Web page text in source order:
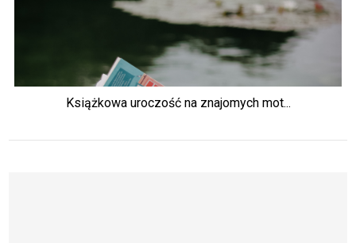
Książkowa uroczość na znajomych mot...